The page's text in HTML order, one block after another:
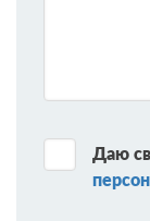
Даю